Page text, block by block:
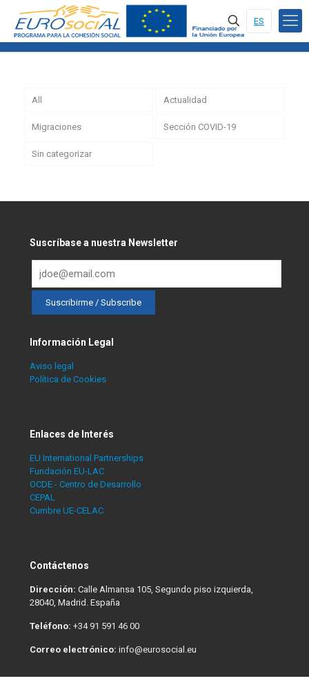
ES
All Actualidad
Migraciones Sección COVID-19
Sin categorizar
Suscríbase a nuestra Newsletter
Información Legal
Aviso legal
Política de Cookies
Enlaces de Interés
EU International Partnerships
Fundación EU-LAC
OCDE - Centro de Desarrollo
CEPAL
Cumbre UE-CELAC
Contáctenos
Dirección: Calle Almansa 105, Segundo piso izquierda,
28040, Madrid. España
Teléfono: +34 91 591 46 00
Correo electrónico: info@eurosocial.eu